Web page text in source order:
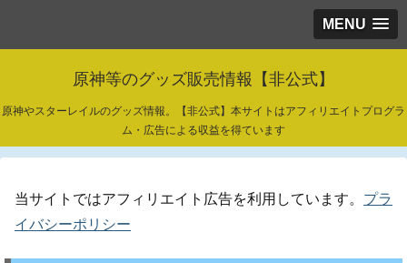
MENU
原神等のグッズ販売情報【非公式】
原神やスターレイルのグッズ情報。【非公式】本サイトはアフィリエイトプログラ
ム・広告による収益を得ています
当サイトではアフィリエイト広告を利用しています。 プラ
イバシーポリシー